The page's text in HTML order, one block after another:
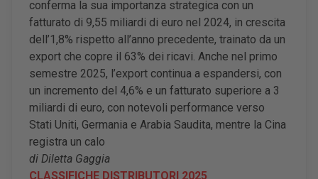
conferma la sua importanza strategica con un
fatturato di 9,55 miliardi di euro nel 2024, in crescita
dell’1,8% rispetto all’anno precedente, trainato da un
export che copre il 63% dei ricavi. Anche nel primo
semestre 2025, l’export continua a espandersi, con
un incremento del 4,6% e un fatturato superiore a 3
miliardi di euro, con notevoli performance verso
Stati Uniti, Germania e Arabia Saudita, mentre la Cina
registra un calo
di Diletta Gaggia
CLASSIFICHE DISTRIBUTORI 2025